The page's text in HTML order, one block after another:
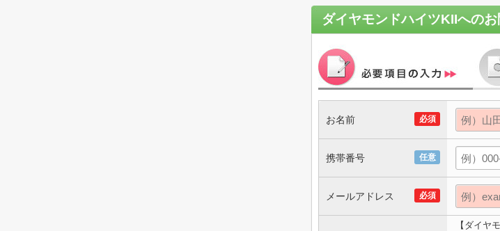
ダイヤモンドハイツKIIへの
必須
お名前
任意
携帯番号
必須
メールアドレス
【ダイヤ